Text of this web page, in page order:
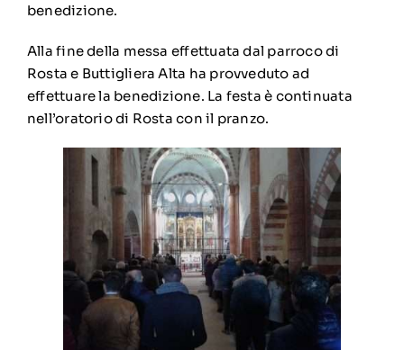
benedizione.
Alla fine della messa effettuata dal parroco di
Rosta e Buttigliera Alta ha provveduto ad
effettuare la benedizione. La festa è continuata
nell’oratorio di Rosta con il pranzo.